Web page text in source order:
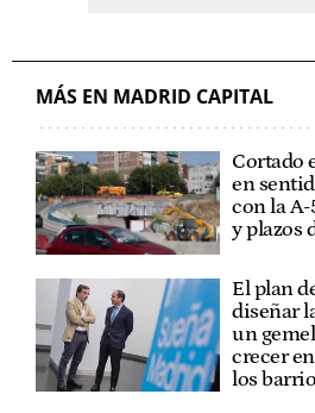
MÁS EN MADRID CAPITAL
Cortado
en
con la
y plazos
El plan
diseñar
un
crecer
los